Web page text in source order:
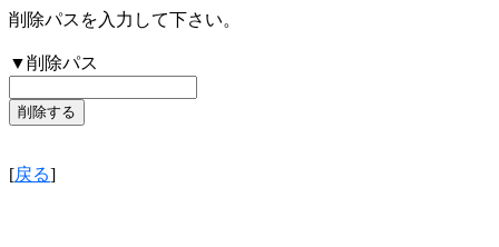
削除パスを入力して下さい。
▼削除パス
[戻る]